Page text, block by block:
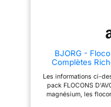
depuis 1988, Bjorg
gourmandes aux aliments
traditionnels, pour vous
végétal dans vos repas
BJORG -
Complètes
Les informations ci-
pack FLOCONS
magnésium, les